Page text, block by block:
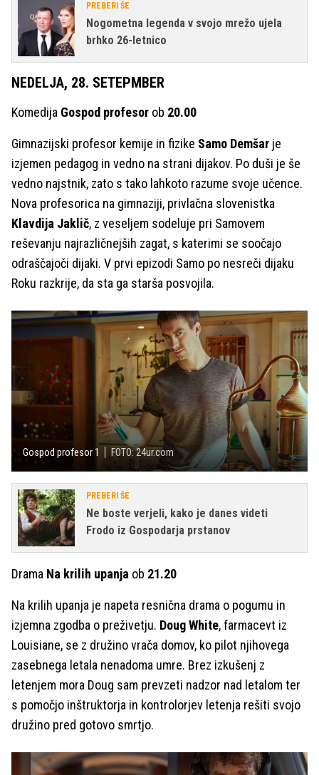
PREBERI ŠE
Nogometna legenda v svojo mrežo ujela
brhko 26-letnico
NEDELJA, 28. SETEPMBER
Komedija Gospod profesor ob 20.00
Gimnazijski profesor kemije in fizike Samo Demšar je
izjemen pedagog in vedno na strani dijakov. Po duši je še
vedno najstnik, zato s tako lahkoto razume svoje učence.
Nova profesorica na gimnaziji, privlačna slovenistka
Klavdija Jaklič, z veseljem sodeluje pri Samovem
reševanju najrazličnejših zagat, s katerimi se soočajo
odraščajoči dijaki. V prvi epizodi Samo po nesreči dijaku
Roku razkrije, da sta ga starša posvojila.
Gospod profesor 1 FOTO: 24ur.com
PREBERI ŠE
Ne boste verjeli, kako je danes videti
Frodo iz Gospodarja prstanov
Drama Na krilih upanja ob 21.20
Na krilih upanja je napeta resnična drama o pogumu in
izjemna zgodba o preživetju. Doug White, farmacevt iz
Louisiane, se z družino vrača domov, ko pilot njihovega
zasebnega letala nenadoma umre. Brez izkušenj z
letenjem mora Doug sam prevzeti nadzor nad letalom ter
s pomočjo inštruktorja in kontrolorjev letenja rešiti svojo
družino pred gotovo smrtjo.